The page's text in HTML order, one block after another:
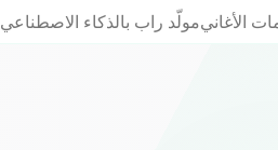
مولّد راب بالذكاء الاصطناعيالأغاني